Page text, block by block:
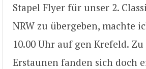
Stapel Flyer für unser 2.
NRW zu übergeben, machte
10.00 Uhr auf gen Krefeld.
Erstaunen fanden sich doch